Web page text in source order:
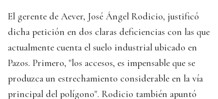
El gerente de Aever, José Ángel Rodicio, justificó
dicha petición en dos claras deficiencias con las que
actualmente cuenta el suelo industrial ubicado en
Pazos. Primero, "los accesos, es impensable que se
produzca un estrechamiento considerable en la vía
principal del polígono". Rodicio también apuntó